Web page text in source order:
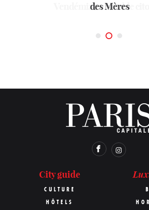
Vendémiaire : à table
des Mères
Dammann Frères ouvre son
City guide
CULTURE
HÔTELS